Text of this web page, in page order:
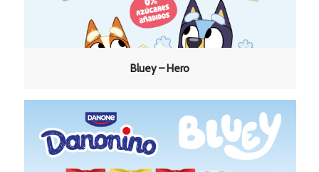
Bluey – Hero